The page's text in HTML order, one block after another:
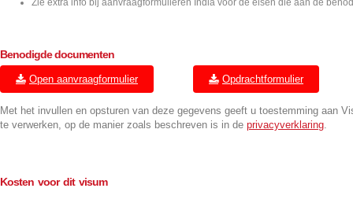
Zie extra info bij aanvraagformulieren India voor de eisen die aan de
Benodigde documenten
Open aanvraagformulier Opdrachtformulier
Met het invullen en opsturen van deze gegevens geeft u toestemming aan
te verwerken, op de manier zoals beschreven is in de privacyverklaring.
Kosten voor dit visum